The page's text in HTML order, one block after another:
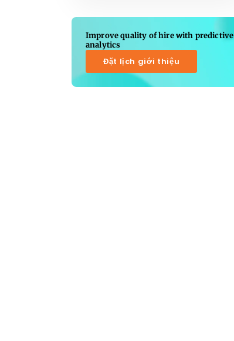
Improve quality of hire with predictive
analytics
Đặt lịch giới thiệu